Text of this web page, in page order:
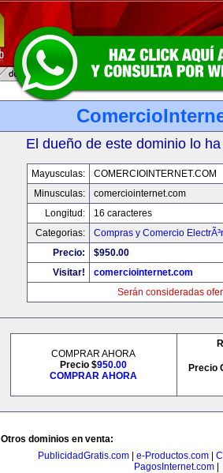
El dueño de este dominio lo
Mayusculas:
COMERCIOINTERNET.COM
Minusculas:
comerciointernet.com
Longitud:
16 caracteres
Categorias:
Compras y Comercio
Precio:
$950.00
Visitar!
comerciointernet.com
Serán consideradas
COMPRAR AHORA
Precio $950.00
COMPRAR AHORA
Precio
Otros dominios en venta:
PublicidadGratis.com
e-Productos.com
PagosInternet.com